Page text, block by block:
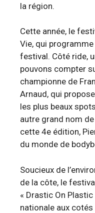
la région.
Cette année, le
Vie, qui
festival. Côté ride,
pouvons compter
championne de
Arnaud, qui
les plus beaux
autre grand nom
cette 4e édition,
du monde de
Soucieux de
de la côte, le
« Drastic On
nationale aux